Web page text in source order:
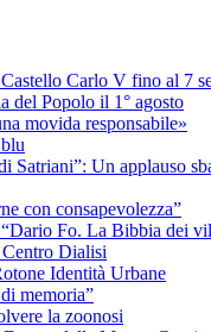
Carlo V fino al 7
del Popolo il 1° agosto
movida responsabile»
Un applauso
con consapevolezza”
Fo. La Bibbia dei
Dialisi
Identità Urbane
memoria”
la zoonosi